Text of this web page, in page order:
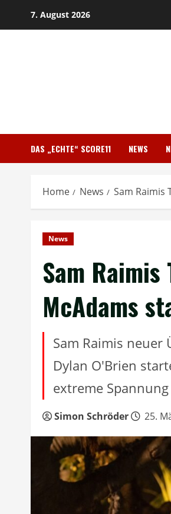
7. August 2026
DAS „ECHTE“ SCORE11 NEWS
Home News Sam Raimis
News
Sam Raimis
McAdams
Sam Raimis neuer
Dylan O'Brien
extreme
Simon Schröder 25.